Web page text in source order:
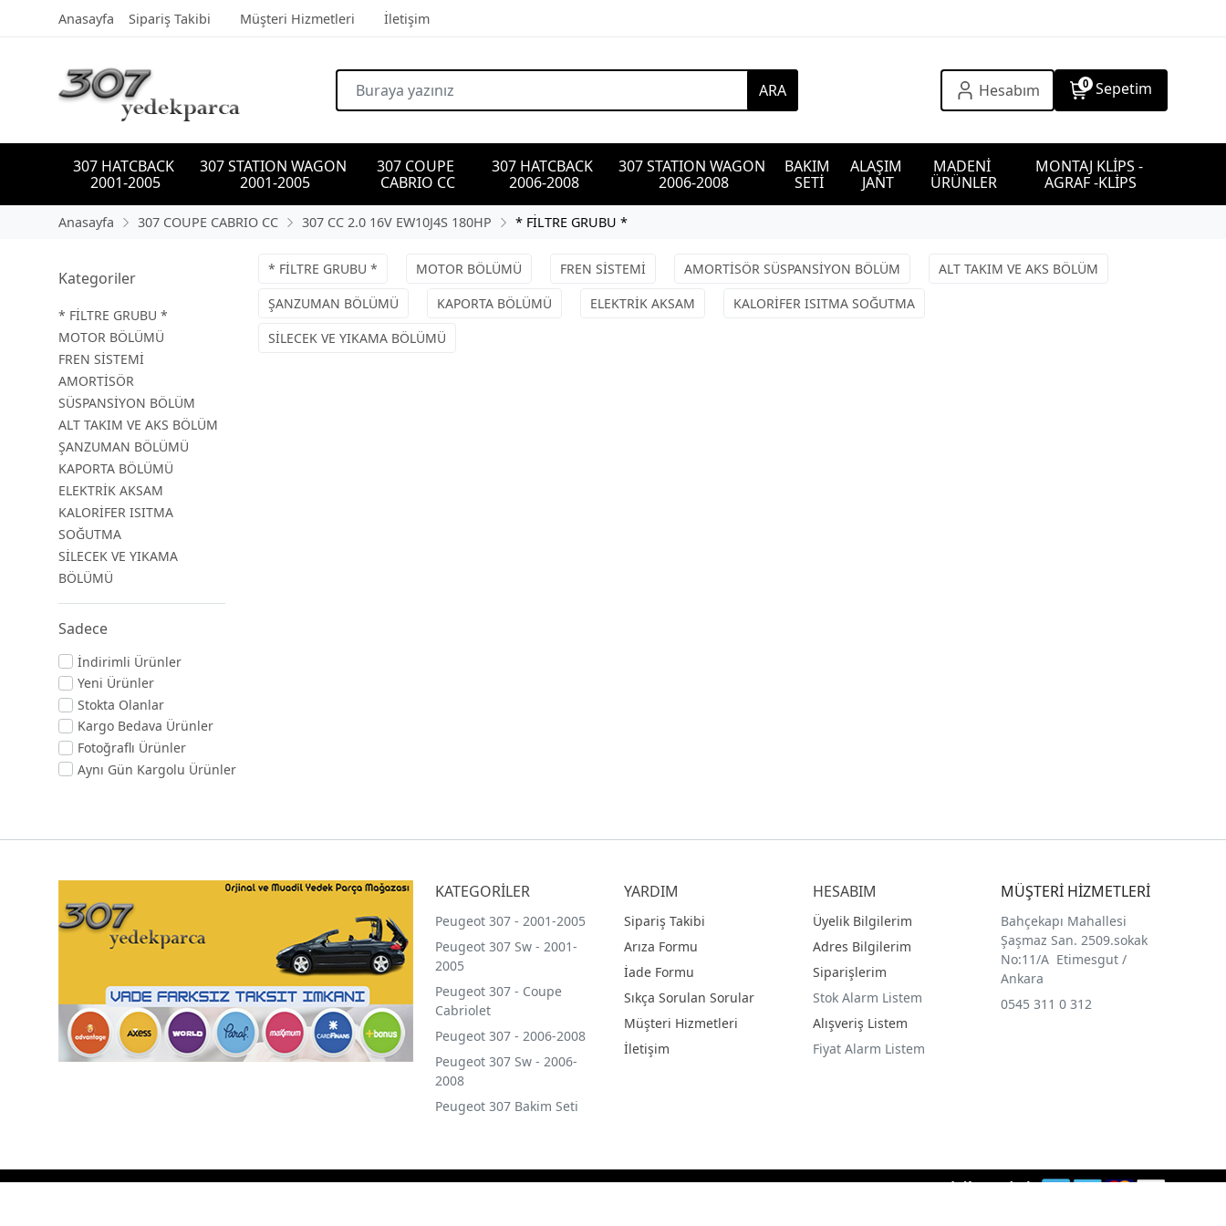
Anasayfa Sipariş Takibi Müşteri Hizmetleri İletişim
ARA Hesabım 0 Sepetim
307 HATCBACK
2001-2005
307 STATION WAGON
2001-2005
307 COUPE
CABRIO CC
307 HATCBACK
2006-2008
307 STATION WAGON
2006-2008
BAKIM
SETİ
ALAŞIM
JANT
MADENİ
ÜRÜNLER
MONTAJ KLİPS -
AGRAF -KLİPS
Anasayfa 307 COUPE CABRIO CC 307 CC 2.0 16V EW10J4S 180HP * FİLTRE GRUBU *
Kategoriler
* FİLTRE GRUBU *
MOTOR BÖLÜMÜ
FREN SİSTEMİ
AMORTİSÖR
SÜSPANSİYON BÖLÜM
ALT TAKIM VE AKS BÖLÜM
ŞANZUMAN BÖLÜMÜ
KAPORTA BÖLÜMÜ
ELEKTRİK AKSAM
KALORİFER ISITMA
SOĞUTMA
SİLECEK VE YIKAMA
BÖLÜMÜ
Sadece
İndirimli Ürünler
Yeni Ürünler
Stokta Olanlar
Kargo Bedava Ürünler
Fotoğraflı Ürünler
Aynı Gün Kargolu Ürünler
* FİLTRE GRUBU * MOTOR BÖLÜMÜ FREN SİSTEMİ AMORTİSÖR SÜSPANSİYON BÖLÜM
ALT TAKIM VE AKS BÖLÜM
ŞANZUMAN BÖLÜMÜ
KAPORTA BÖLÜMÜ ELEKTRİK AKSAM
KALORİFER ISITMA SOĞUTMA
SİLECEK VE YIKAMA BÖLÜMÜ
KATEGORİLER
Peugeot 307 - 2001-2005
Peugeot 307 Sw - 2001-
2005
Peugeot 307 - Coupe
Cabriolet
Peugeot 307 - 2006-2008
Peugeot 307 Sw - 2006-
2008
Peugeot 307 Bakim Seti
YARDIM
Sipariş Takibi
Arıza Formu
İade Formu
Sıkça Sorulan Sorular
Müşteri Hizmetleri
İletişim
HESABIM
Üyelik Bilgilerim
Adres Bilgilerim
Siparişlerim
Stok Alarm Listem
Alışveriş Listem
Fiyat Alarm Listem
MÜŞTERİ HİZMETLERİ
Bahçekapı Mahallesi
Şaşmaz San. 2509.sokak
No:11/A Etimesgut /
Ankara
0545 311 0 312
Türkiye'nin En Büyük Peugeot 307 Yedek Parça Alışveriş Merkezi © Copyright 2021 Arbey Sanal Mağaza Güvencesi ile